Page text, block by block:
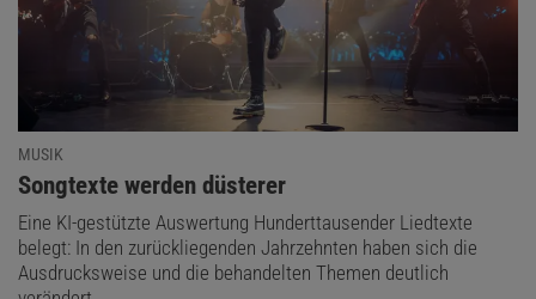
MUSIK
:
Songtexte werden düsterer
Eine KI-gestützte Auswertung Hunderttausender Liedtexte
belegt: In den zurückliegenden Jahrzehnten haben sich die
Ausdrucksweise und die behandelten Themen deutlich